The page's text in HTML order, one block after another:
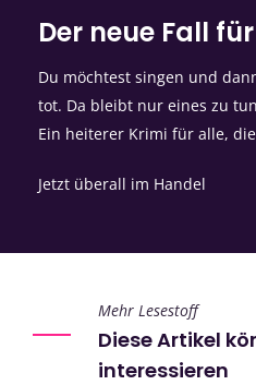
Der neue Fall
Du möchtest singen und
tot. Da bleibt nur eines zu
Ein heiterer Krimi für alle,
Jetzt überall im Handel
Mehr Lesestoff
Diese Artikel
interessieren